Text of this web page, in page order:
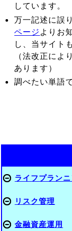
しています。
万一記述に誤
ページ よりお
し、当サイト
（法改正によ
あります）
調べたい単語
ライフプラン
リスク管理
金融資産運用